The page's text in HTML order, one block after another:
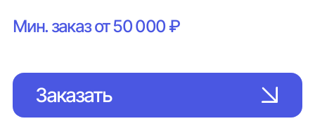
Мин. заказ от 50 000 ₽
Заказать